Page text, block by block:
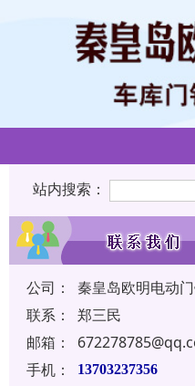
站内搜索：
公司：
秦皇岛欧明电动
联系：
郑三民
邮箱：
手机：
13703237356